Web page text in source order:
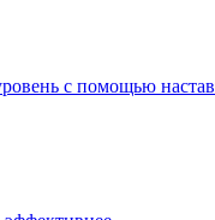
с помощью